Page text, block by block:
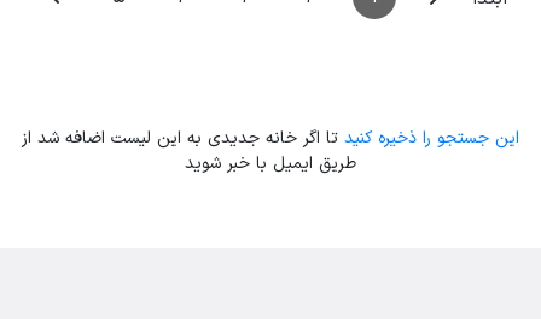
این جستجو را ذخیره کنید تا اگر خانه جدیدی به این لیست اضافه شد از
طریق ایمیل با خبر شوید